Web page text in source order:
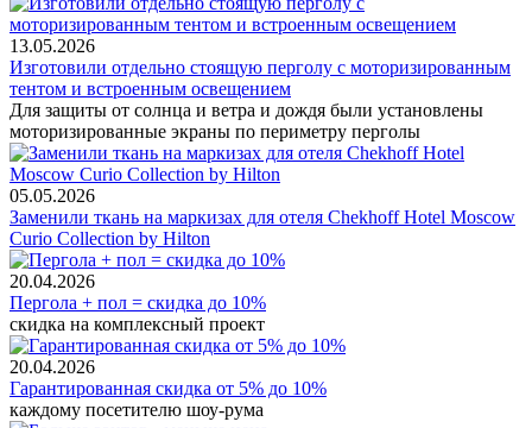
13.05.2026
Изготовили отдельно стоящую перголу с моторизированным
тентом и встроенным освещением
Для защиты от солнца и ветра и дождя были установлены
моторизированные экраны по периметру перголы
05.05.2026
Заменили ткань на маркизах для отеля Chekhoff Hotel Moscow
Curio Collection by Hilton
20.04.2026
Пергола + пол = скидка до 10%
скидка на комплексный проект
20.04.2026
Гарантированная скидка от 5% до 10%
каждому посетителю шоу-рума